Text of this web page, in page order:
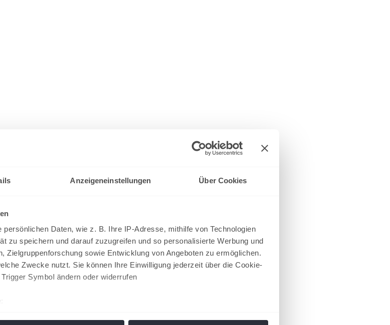
Anzeigeneinstellungen Über Cookies
persönlichen Daten, wie z. B. Ihre IP-Adresse, mithilfe von Technologien
zu speichern und darauf zuzugreifen und so personalisierte Werbung und
Zielgruppenforschung sowie Entwicklung von Angeboten zu ermöglichen.
Zwecke nutzt. Sie können Ihre Einwilligung jederzeit über die Cookie-
Symbol ändern oder widerrufen